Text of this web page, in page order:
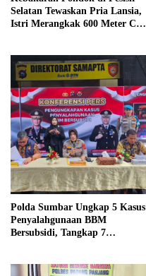
Selatan Tewaskan Pria Lansia,
Istri Merangkak 600 Meter Cari
Polda Sumbar Ungkap 5 Kasus
Penyalahgunaan BBM
Bersubsidi, Tangkap 7